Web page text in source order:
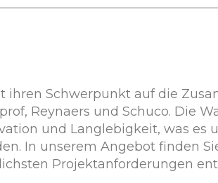
ihren Schwerpunkt auf die
Reynaers und Schuco. Die
und Langlebigkeit, was es
In unserem Angebot finden
Projektanforderungen